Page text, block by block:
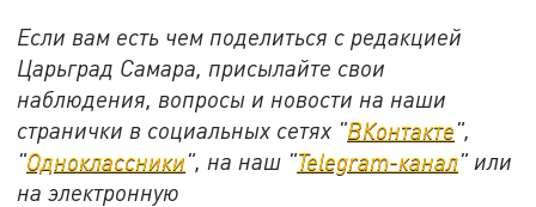
Если вам есть чем поделиться с редакцией
Царьград Самара, присылайте свои
наблюдения, вопросы и новости на наши
странички в социальных сетях "ВКонтакте",
"Одноклассники", на наш "Telegram-канал" или
на электронную